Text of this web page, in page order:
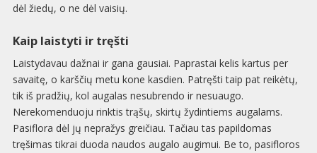
dėl žiedų, o ne dėl vaisių.
Kaip laistyti ir tręšti
Laistydavau dažnai ir gana gausiai. Paprastai kelis kartus per
savaitę, o karščių metu kone kasdien. Patręšti taip pat reikėtų,
tik iš pradžių, kol augalas nesubrendo ir nesuaugo.
Nerekomenduoju rinktis trąšų, skirtų žydintiems augalams.
Pasiflora dėl jų nepražys greičiau. Tačiau tas papildomas
tręšimas tikrai duoda naudos augalo augimui. Be to, pasifloros